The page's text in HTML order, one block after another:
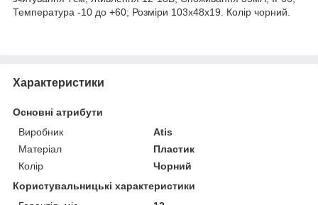
Температура -10 до +60; Розміри 103х48х19. Колір чорний.
Характеристики
Основні атрибути
Виробник
Atis
Матеріал
Пластик
Колір
Чорний
Користувальницькі характеристики